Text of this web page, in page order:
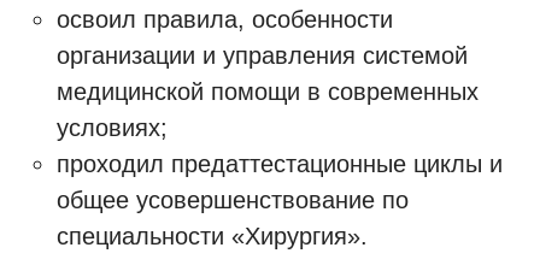
освоил правила, особенности
организации и управления системой
медицинской помощи в современных
условиях;
проходил предаттестационные циклы и
общее усовершенствование по
специальности «Хирургия».